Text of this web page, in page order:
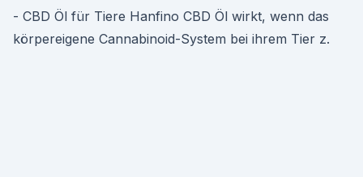
- CBD Öl für Tiere Hanfino CBD Öl wirkt, wenn das
körpereigene Cannabinoid-System bei ihrem Tier z.